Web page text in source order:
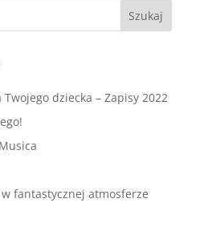
dziecka – Zapisy 2022
fantastycznej atmosferze